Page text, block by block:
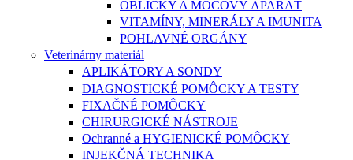
OBLIČKY A MOČOVÝ APARÁT
VITAMÍNY, MINERÁLY A IMUNITA
POHLAVNÉ ORGÁNY
Veterinárny materiál
APLIKÁTORY A SONDY
DIAGNOSTICKÉ POMÔCKY A TESTY
FIXAČNÉ POMÔCKY
CHIRURGICKÉ NÁSTROJE
Ochranné a HYGIENICKÉ POMÔCKY
INJEKČNÁ TECHNIKA